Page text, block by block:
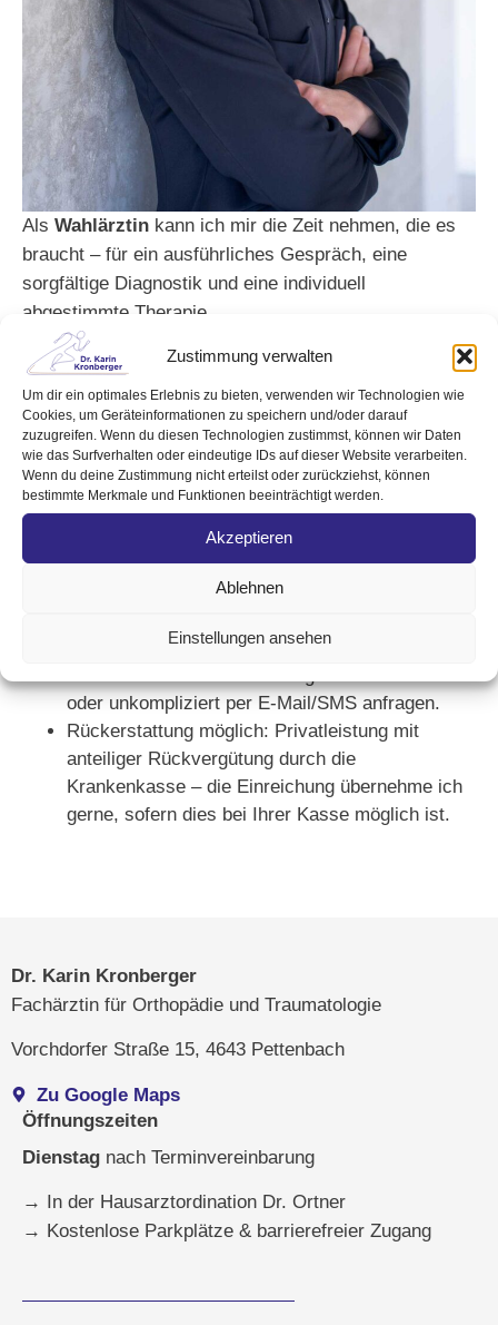
Zustimmung verwalten
Um dir ein optimales Erlebnis zu bieten, verwenden wir Technologien wie
Cookies, um Geräteinformationen zu speichern und/oder darauf
zuzugreifen. Wenn du diesen Technologien zustimmst, können wir Daten
wie das Surfverhalten oder eindeutige IDs auf dieser Website verarbeiten.
Wenn du deine Zustimmung nicht erteilst oder zurückziehst, können
bestimmte Merkmale und Funktionen beeinträchtigt werden.
Akzeptieren
Ablehnen
Einstellungen ansehen
Als Wahlärztin kann ich mir die Zeit nehmen, die es
braucht – für ein ausführliches Gespräch, eine
sorgfältige Diagnostik und eine individuell
abgestimmte Therapie.
Ihre Vorteile als Wahlarzt-Patient:
Mehr Zeit für Sie: Ausführliche Gespräche,
genaue Diagnostik und gemeinsame
Therapieplanung.
Persönliche Betreuung: Ich begleite Sie von der
ersten Untersuchung bis zur Nachsorge.
Moderne OP-Möglichkeiten: Notwendige Eingriffe
erfolgen im öffentlichen Krankenhaus Kirchdorf
fürsorglicher stationärer Versorgung.
oder unkompliziert per E-Mail/SMS anfragen.
Rückerstattung möglich: Privatleistung mit
anteiliger Rückvergütung durch die
Krankenkasse – die Einreichung übernehme ich
gerne, sofern dies bei Ihrer Kasse möglich ist.
Dr. Karin Kronberger
Fachärztin für Orthopädie und Traumatologie
Vorchdorfer Straße 15, 4643 Pettenbach
Zu Google Maps
Öffnungszeiten
Dienstag nach Terminvereinbarung
→ In der Hausarztordination Dr. Ortner
→ Kostenlose Parkplätze & barrierefreier Zugang